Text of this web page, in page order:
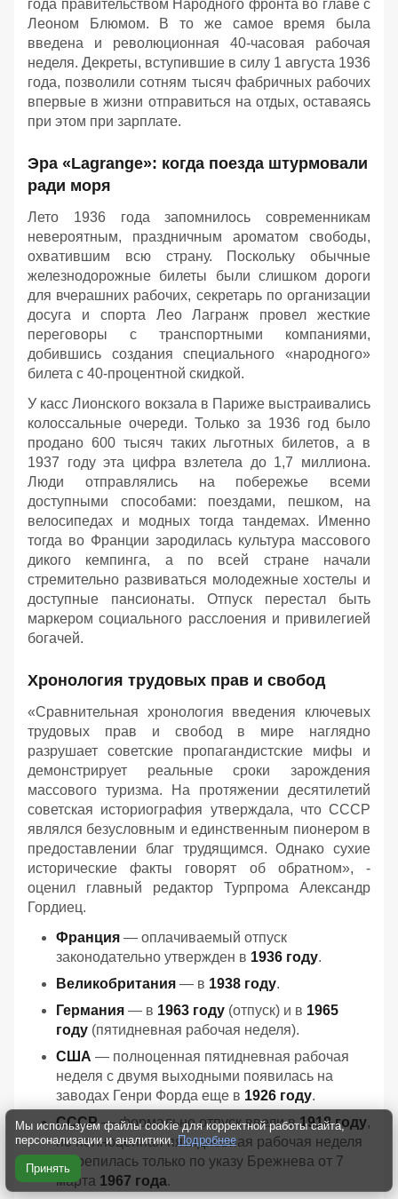
года правительством Народного фронта во главе с
Леоном Блюмом. В то же самое время была
введена и революционная 40-часовая рабочая
неделя. Декреты, вступившие в силу 1 августа 1936
года, позволили сотням тысяч фабричных рабочих
впервые в жизни отправиться на отдых, оставаясь
при этом при зарплате.
Эра «Lagrange»: когда поезда штурмовали
ради моря
Лето 1936 года запомнилось современникам
невероятным, праздничным ароматом свободы,
охватившим всю страну. Поскольку обычные
железнодорожные билеты были слишком дороги
для вчерашних рабочих, секретарь по организации
досуга и спорта Лео Лагранж провел жесткие
переговоры с транспортными компаниями,
добившись создания специального «народного»
билета с 40-процентной скидкой.
У касс Лионского вокзала в Париже выстраивались
колоссальные очереди. Только за 1936 год было
продано 600 тысяч таких льготных билетов, а в
1937 году эта цифра взлетела до 1,7 миллиона.
Люди отправлялись на побережье всеми
доступными способами: поездами, пешком, на
велосипедах и модных тогда тандемах. Именно
тогда во Франции зародилась культура массового
дикого кемпинга, а по всей стране начали
стремительно развиваться молодежные хостелы и
доступные пансионаты. Отпуск перестал быть
маркером социального расслоения и привилегией
богачей.
Хронология трудовых прав и свобод
«Сравнительная хронология введения ключевых
трудовых прав и свобод в мире наглядно
разрушает советские пропагандистские мифы и
демонстрирует реальные сроки зарождения
массового туризма. На протяжении десятилетий
советская историография утверждала, что СССР
являлся безусловным и единственным пионером в
предоставлении благ трудящимся. Однако сухие
исторические факты говорят об обратном», -
оценил главный редактор Турпрома Александр
Гордиец.
Франция — оплачиваемый отпуск
законодательно утвержден в 1936 году.
Великобритания — в 1938 году.
Германия — в 1963 году (отпуск) и в 1965
году (пятидневная рабочая неделя).
США — полноценная пятидневная рабочая
неделя с двумя выходными появилась на
заводах Генри Форда еще в 1926 году.
СССР— формально отпуск ввели в1918 году,
но полноценная пятидневная рабочая неделя
закрепилась только по указу Брежнева от 7
марта 1967 года.
Мы используем файлы cookie для корректной работы сайта,
персонализации и аналитики. Подробнее
Принять